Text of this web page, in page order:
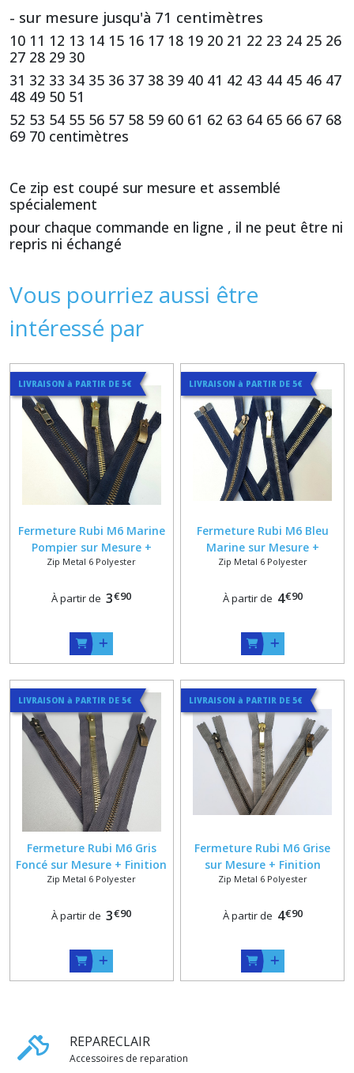
- sur mesure jusqu'à 71 centimètres
10 11 12 13 14 15 16 17 18 19 20 21 22 23 24 25 26
27 28 29 30
31 32 33 34 35 36 37 38 39 40 41 42 43 44 45 46 47
48 49 50 51
52 53 54 55 56 57 58 59 60 61 62 63 64 65 66 67 68
69 70 centimètres
Ce zip est coupé sur mesure et assemblé
spécialement
pour chaque commande en ligne , il ne peut être ni
repris ni échangé
Vous pourriez aussi être
intéressé par
LIVRAISON à PARTIR DE 5€
Fermeture Rubi M6 Marine
Pompier sur Mesure +
Finition Bronze , Vieux
Zip Metal 6 Polyester
À partir de 3€90
LIVRAISON à PARTIR DE 5€
Fermeture Rubi M6 Bleu
Marine sur Mesure +
Finition Vieux laiton , Or ou
Zip Metal 6 Polyester
À partir de 4€90
LIVRAISON à PARTIR DE 5€
Fermeture Rubi M6 Gris
Foncé sur Mesure + Finition
Bronze , Vieux Laiton , Or
Zip Metal 6 Polyester
À partir de 3€90
LIVRAISON à PARTIR DE 5€
Fermeture Rubi M6 Grise
sur Mesure + Finition
Bronze , Vieux Laiton , Or
Zip Metal 6 Polyester
À partir de 4€90
REPARECLAIR
Accessoires de reparation